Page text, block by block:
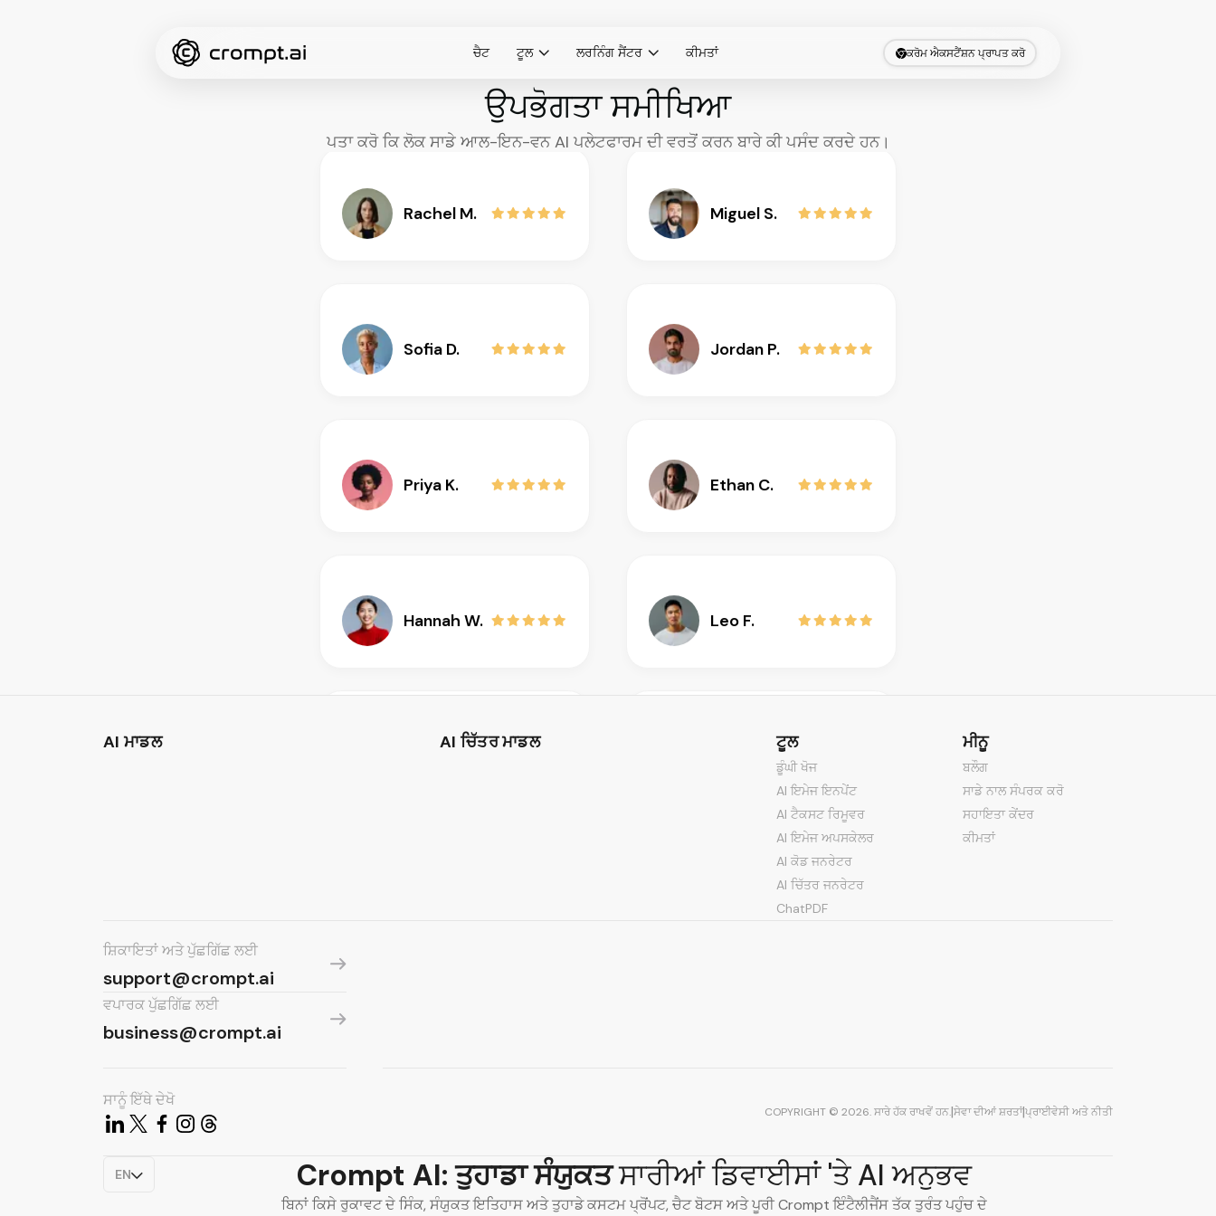
ਚੈਟ ਟੂਲ ਲਰਨਿੰਗ ਸੈਂਟਰ ਕੀਮਤਾਂ ਕਰੋਮ ਐਕਸਟੈਂਸ਼ਨ ਪ੍ਰਾਪਤ ਕਰੋ
ਉਪਭੋਗਤਾਸਮੀਖਿਆ
ਪਤਾ ਕਰੋ ਕਿ ਲੋਕ ਸਾਡੇ ਆਲ-ਇਨ-ਵਨ AI ਪਲੇਟਫਾਰਮ ਦੀ ਵਰਤੋਂ ਕਰਨ ਬਾਰੇ ਕੀ ਪਸੰਦ ਕਰਦੇ ਹਨ।
Isabella R. Dinesh M.
AI ਮਾਡਲ AI ਚਿੱਤਰ ਮਾਡਲ ਟੂਲ
ਡੂੰਘੀ ਖੋਜ
AI ਇਮੇਜ ਇਨਪੇਂਟ
AI ਟੈਕਸਟ ਰਿਮੂਵਰ
AI ਇਮੇਜ ਅਪਸਕੇਲਰ
AI ਕੋਡ ਜਨਰੇਟਰ
AI ਚਿੱਤਰ ਜਨਰੇਟਰ
ChatPDF
ਮੀਨੂ
ਬਲੌਗ
ਸਾਡੇ ਨਾਲ ਸੰਪਰਕ ਕਰੋ
ਸਹਾਇਤਾ ਕੇਂਦਰ
ਕੀਮਤਾਂ
ਸ਼ਿਕਾਇਤਾਂ ਅਤੇ ਪੁੱਛਗਿੱਛ ਲਈ
support@crompt.ai
ਵਪਾਰਕ ਪੁੱਛਗਿੱਛ ਲਈ
business@crompt.ai
ਸਾਨੂੰ ਇੱਥੇ ਦੇਖੋ
COPYRIGHT © 2026.ਸਾਰੇ ਹੱਕ ਰਾਖਵੇਂ ਹਨ.|ਸੇਵਾ ਦੀਆਂ ਸ਼ਰਤਾਂ|ਪ੍ਰਾਈਵੇਸੀ ਅਤੇ ਨੀਤੀ
EN Crompt AI: ਤੁਹਾਡਾ ਸੰਯੁਕਤਸਾਰੀਆਂ ਡਿਵਾਈਸਾਂ 'ਤੇ AI ਅਨੁਭਵ
ਬਿਨਾਂ ਕਿਸੇ ਰੁਕਾਵਟ ਦੇ ਸਿੰਕ, ਸੰਯੁਕਤ ਇਤਿਹਾਸ ਅਤੇ ਤੁਹਾਡੇ ਕਸਟਮ ਪ੍ਰੋਂਪਟ, ਚੈਟ ਬੋਟਸ ਅਤੇ ਪੂਰੀ Crompt ਇੰਟੈਲੀਜੈਂਸ ਤੱਕ ਤੁਰੰਤ ਪਹੁੰਚ ਦੇ